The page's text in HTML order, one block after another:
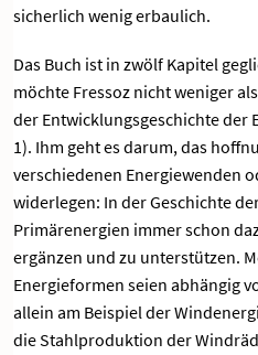
sicherlich wenig erbaulich.
Das Buch ist in zwölf Kapitel
möchte Fressoz nicht weniger
der Entwicklungsgeschichte der
1). Ihm geht es darum, das
verschiedenen Energiewenden
widerlegen: In der Geschichte
Primärenergien immer schon
ergänzen und zu unterstützen.
Energieformen seien abhängig
allein am Beispiel der
die Stahlproduktion der